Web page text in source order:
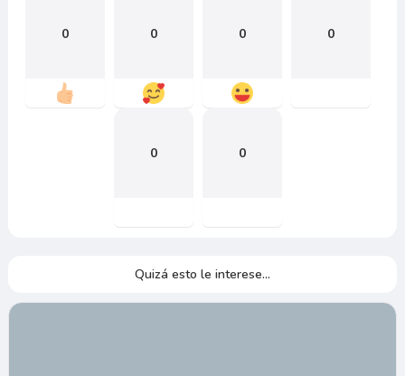
0 0 0 0
0 0
Quizá esto le interese...